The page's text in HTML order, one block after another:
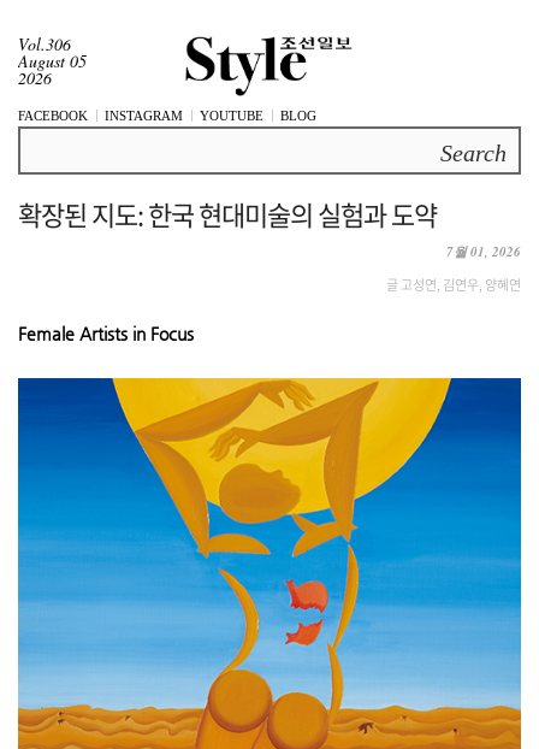
Vol.306
August 05
2026
FACEBOOK INSTAGRAM YOUTUBE BLOG
확장된 지도: 한국 현대미술의 실험과 도약
7월 01, 2026
글 고성연, 김연우, 양혜연
Female Artists in Focus